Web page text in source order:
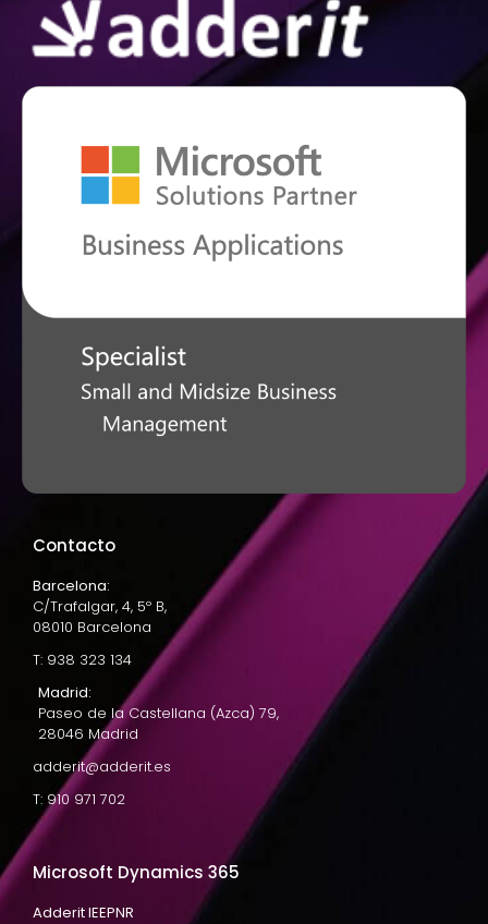
Contacto
Barcelona:
C/Trafalgar, 4, 5º B,
08010 Barcelona
T: 938 323 134
Madrid:
Paseo de la Castellana (Azca) 79,
28046 Madrid
adderit@adderit.es
T: 910 971 702
Microsoft Dynamics 365
Adderit IEEPNR